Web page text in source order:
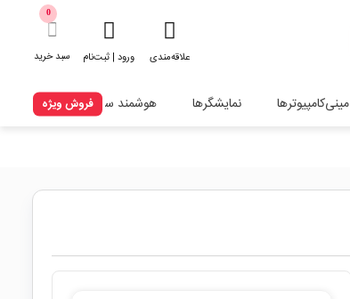
علاقه‌مندی ورود | ثبت‌نام
0
سبد خرید
مینی‌کامپیوترها نمایشگرها هوشمند سازیفروش ویژه